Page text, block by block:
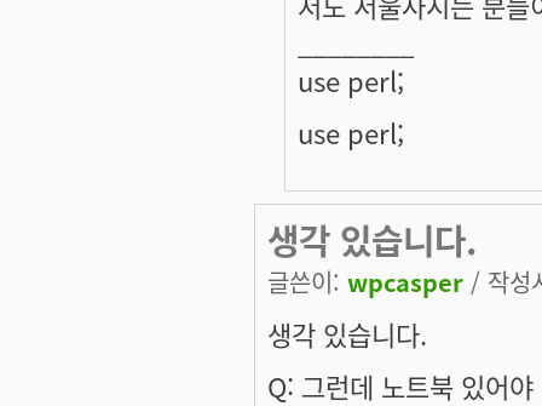
use perl;
use perl;
생각 있습니다.
글쓴이: wpcasper / 작성
생각 있습니다.
Q: 그런데 노트북 있어